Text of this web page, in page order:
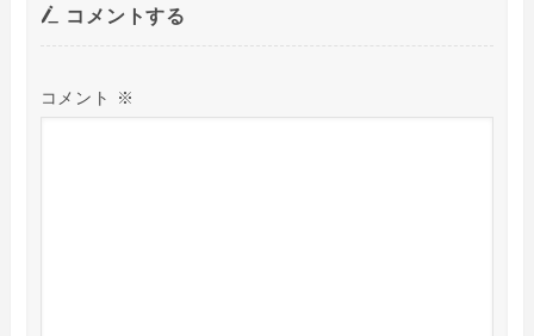
コメントする
コメント ※